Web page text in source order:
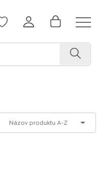
Názov produktu A-Z